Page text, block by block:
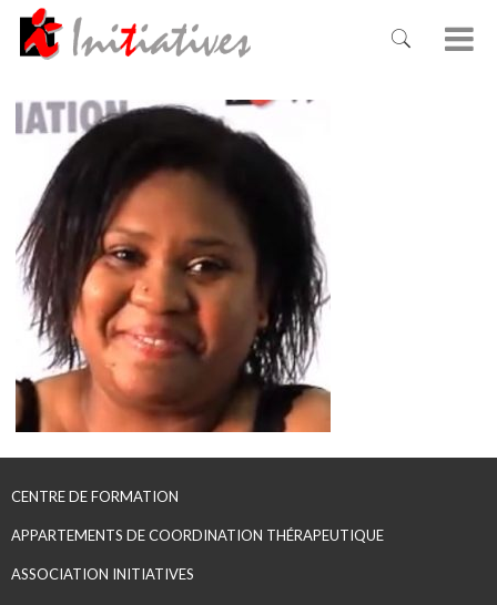
CENTRE DE FORMATION
APPARTEMENTS DE COORDINATION THÉRAPEUTIQUE
ASSOCIATION INITIATIVES